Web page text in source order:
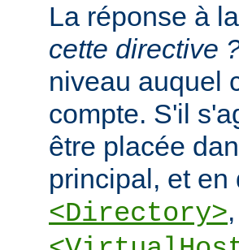
La réponse à
cette directive
niveau auquel
compte. S'il
être placée
principal, et en
<Directory>,